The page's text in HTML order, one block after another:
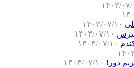
۰۷/۱۰
۱۰
۱۴۰۳/۰۷/۱۰
۱۴۰۳/۰۷/۱۰
۱۴۰۳/۰۷/۱۰
۱۰
دور! ۱۴۰۳/۰۷/۱۰